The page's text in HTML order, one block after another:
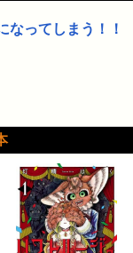
なってしまう！！